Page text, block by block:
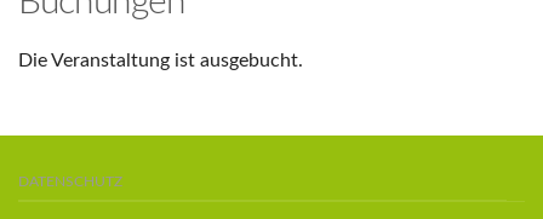
Die Veranstaltung ist ausgebucht.
DATENSCHUTZ